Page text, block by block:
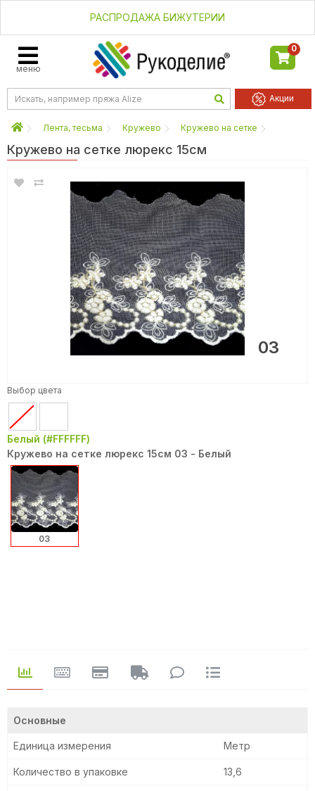
РАСПРОДАЖА БИЖУТЕРИИ
меню
0
Акции
Лента, тесьма Кружево Кружево на сетке
Кружево на сетке люрекс 15см
03
Основные
Единица измерения Метр
Количество в упаковке 13,6
Выбор цвета
Белый (#FFFFFF)
Кружево на сетке люрекс 15см 03 - Белый
03